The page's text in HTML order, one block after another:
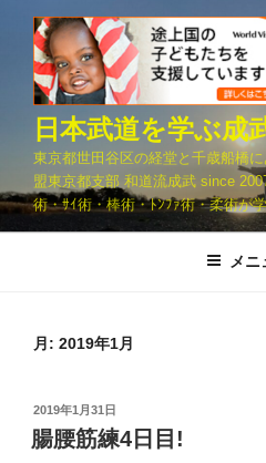
キ
日本武道を学ぶ成
東京都世田谷区の経堂と千歳船橋
盟東京都支部 和道流成武 since
術・ｻｲ術・棒術・ﾄﾝﾌｧ術・柔術が
メニ
月: 2019年1月
投
稿
日:
2019年1月31日
腸腰筋練4日目!